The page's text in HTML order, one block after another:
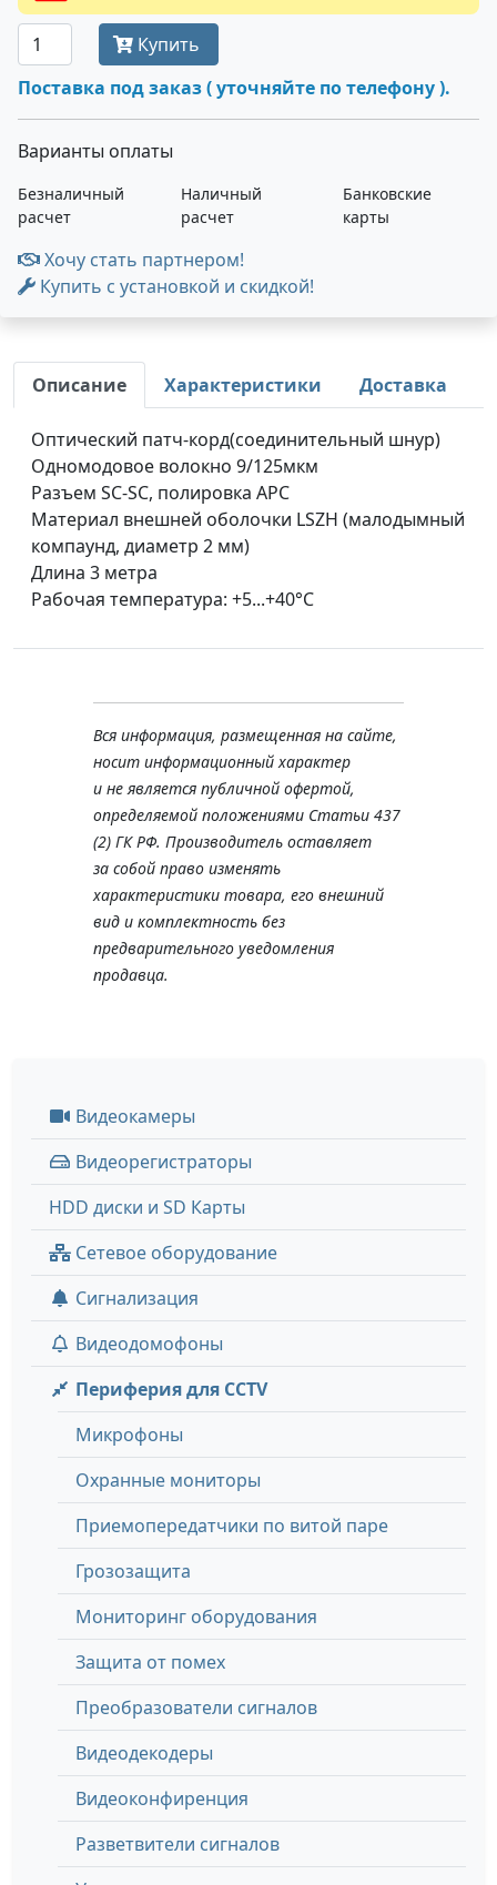
Купить
Поставка под заказ ( уточняйте по телефону ).
Варианты оплаты
Безналичный
расчет
Наличный
расчет
Банковские
карты
Хочу стать партнером!
Купить с установкой и скидкой!
Описание Характеристики Доставка
Оптический патч-корд(соединительный шнур)
Одномодовое волокно 9/125мкм
Разъем SC-SC, полировка APC
Материал внешней оболочки LSZH (малодымный
компаунд, диаметр 2 мм)
Длина 3 метра
Рабочая температура: +5...+40°C
Вся информация, размещенная на сайте,
носит информационный характер
и не является публичной офертой,
определяемой положениями Статьи 437
(2) ГК РФ. Производитель оставляет
за собой право изменять
характеристики товара, его внешний
вид и комплектность без
предварительного уведомления
продавца.
Видеокамеры
Видеорегистраторы
HDD диски и SD Карты
Сетевое оборудование
Сигнализация
Видеодомофоны
Периферия для CCTV
Микрофоны
Охранные мониторы
Приемопередатчики по витой паре
Грозозащита
Мониторинг оборудования
Защита от помех
Преобразователи сигналов
Видеодекодеры
Видеоконфиренция
Разветвители сигналов